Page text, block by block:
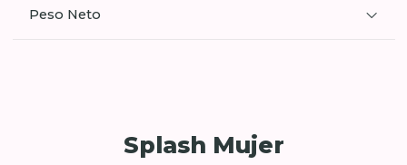
Peso Neto
Splash Mujer